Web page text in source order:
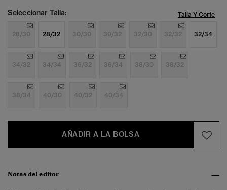
Seleccionar Talla: Talla Y Corte
28/30 28/32 30/30 30/32 32/30 32/32 32/34
34/32 34/34 36/32 36/34 38/30 38/32
38/34 40/30 40/32 40/34
AÑADIR A LA BOLSA
Notas del editor